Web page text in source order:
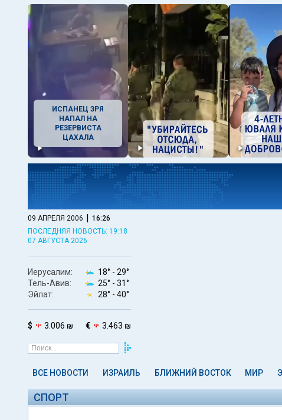
ИСПАНЕЦ ЗРЯ
НАПАЛ НА
РЕЗЕРВИСТА
ЦАХАЛА
09 АПРЕЛЯ 2006 | 16:26
ПОСЛЕДНЯЯ НОВОСТЬ: 19:18
07 АВГУСТА 2026
Иерусалим: 18° - 29°
Тель-Авив:
25° - 31°
Эйлат:
28° - 40°
$ 3.006 ₪ € 3.463 ₪
ВСЕ НОВОСТИ ИЗРАИЛЬ БЛИЖНИЙ ВОСТОК МИР
СПОРТ